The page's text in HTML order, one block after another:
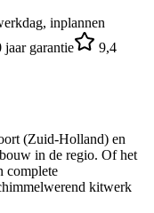
inplannen
jaar garantie
9,4
(Zuid-Holland) en
in de regio. Of het
complete
kitwerk